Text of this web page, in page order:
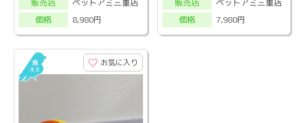
販売店
価格
8,980円
販売店
価格
7,980円
お気に入り